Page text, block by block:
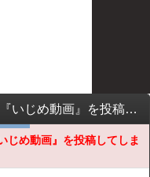
【胸痛注意】日本の小学生さん、『いじめ動画』を投稿してしまう……
じめ動画』を投稿してしま